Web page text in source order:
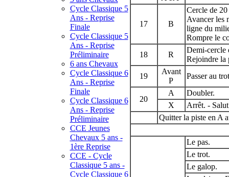
Cycle Classique 5
Ans - Reprise
Finale
Cycle Classique 5
Ans - Reprise
Préliminaire
6 ans Chevaux
Cycle Classique 6
Ans - Reprise
Finale
Cycle Classique 6
Ans - Reprise
Préliminaire
CCE Jeunes
Chevaux 5 ans -
1ère Reprise
CCE - Cycle
Classique 5 ans -
Cycle Classique 6
17 B
Cercle de 20
Avancer les
ligne du
Rompre le
18
R
Demi-cercle
Rejoindre la
19
Avant
P
Passer au
20
A
Doubler.
X
Arrêt. -
Quitter la piste en A
Le pas.
Le trot.
Le galop.